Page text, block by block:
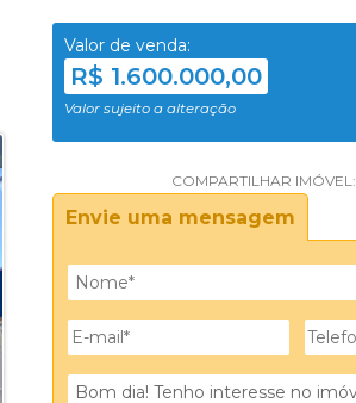
D Água
Valor de venda:
R$ 1.600.000,00
Valor sujeito a alteração
COMPARTILHAR IMÓVEL:
Envie uma mensagem